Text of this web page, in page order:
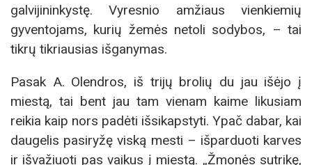
galvijininkystę. Vyresnio amžiaus vienkiemių
gyventojams, kurių žemės netoli sodybos, – tai
tikrų tikriausias išganymas.
Pasak A. Olendros, iš trijų brolių du jau išėjo į
miestą, tai bent jau tam vienam kaime likusiam
reikia kaip nors padėti išsikapstyti. Ypač dabar, kai
daugelis pasiryžę viską mesti – išparduoti karves
ir išvažiuoti pas vaikus į miestą. „Žmonės sutrikę,